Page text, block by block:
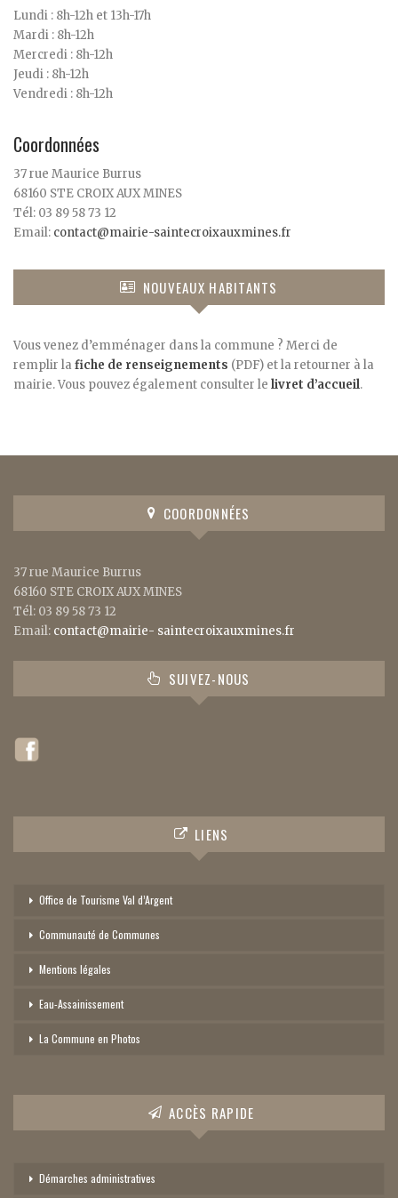
Lundi : 8h-12h et 13h-17h
Mardi : 8h-12h
Mercredi : 8h-12h
Jeudi : 8h-12h
Vendredi : 8h-12h
Coordonnées
37 rue Maurice Burrus
68160 STE CROIX AUX MINES
Tél: 03 89 58 73 12
Email: contact@mairie-saintecroixauxmines.fr
NOUVEAUX HABITANTS
Vous venez d’emménager dans la commune ? Merci de
remplir la fiche de renseignements (PDF) et la retourner à la
mairie. Vous pouvez également consulter le livret d’accueil.
COORDONNÉES
37 rue Maurice Burrus
68160 STE CROIX AUX MINES
Tél: 03 89 58 73 12
Email: contact@mairie- saintecroixauxmines.fr
SUIVEZ-NOUS
LIENS
Office de Tourisme Val d’Argent
Communauté de Communes
Mentions légales
Eau-Assainissement
La Commune en Photos
ACCÈS RAPIDE
Démarches administratives